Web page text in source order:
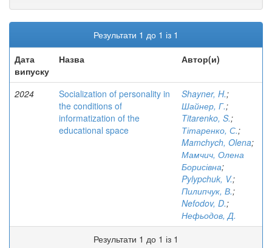
Результати 1 до 1 із 1
Дата
випуску
Назва Автор(и)
2024
Socialization of personality in
the conditions of
informatization of the
educational space
Shayner, H.;
Шайнер, Г.;
Titarenko, S.;
Тітаренко, С.;
Mamchych, Olena;
Мамчич, Олена
Борисівна;
Pylypchuk, V.;
Пилипчук, В.;
Nefodov, D.;
Нефьодов, Д.
Результати 1 до 1 із 1